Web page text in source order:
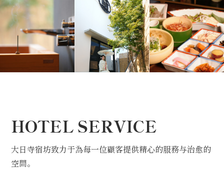
HOTEL SERVICE
大日寺宿坊致力于為每一位顧客提供精心的服務与治愈的
空間。